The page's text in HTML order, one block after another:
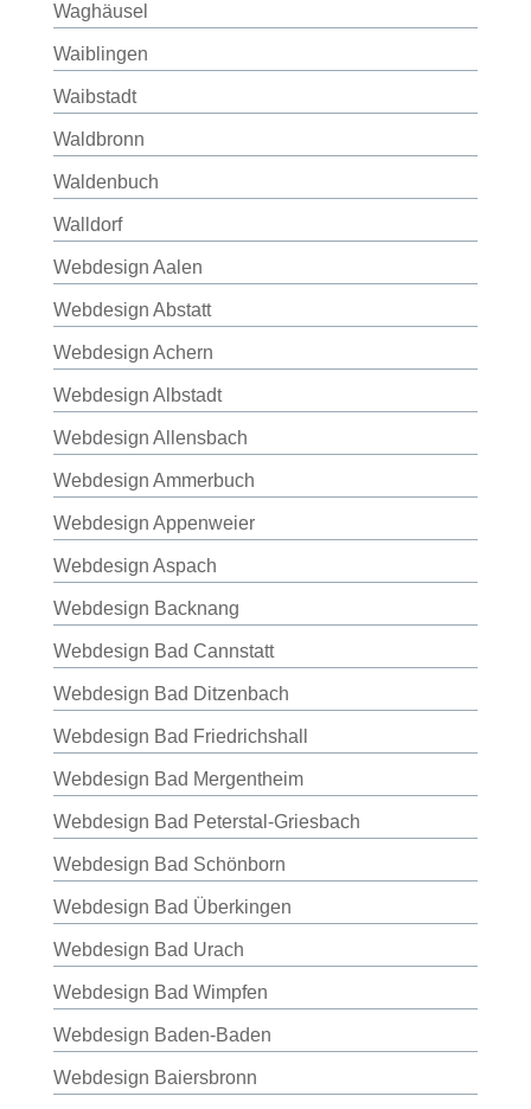
Waghäusel
Waiblingen
Waibstadt
Waldbronn
Waldenbuch
Walldorf
Webdesign Aalen
Webdesign Abstatt
Webdesign Achern
Webdesign Albstadt
Webdesign Allensbach
Webdesign Ammerbuch
Webdesign Appenweier
Webdesign Aspach
Webdesign Backnang
Webdesign Bad Cannstatt
Webdesign Bad Ditzenbach
Webdesign Bad Friedrichshall
Webdesign Bad Mergentheim
Webdesign Bad Peterstal-Griesbach
Webdesign Bad Schönborn
Webdesign Bad Überkingen
Webdesign Bad Urach
Webdesign Bad Wimpfen
Webdesign Baden-Baden
Webdesign Baiersbronn